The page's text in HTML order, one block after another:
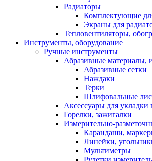
Радиаторы
Комплектующие
Экраны для
Тепловентиляторы,
Инструменты, оборудование
Ручные инструменты
Абразивные материалы,
Абразивные сетки
Наждаки
Терки
Шлифовальные
Аксессуары для укладки
Горелки, зажигалки
Измерительно-
Карандаши,
Линейки,
Мультиметры
Рулетки